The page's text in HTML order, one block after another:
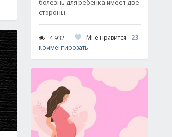
болезнь для ребенка имеет две
стороны.
4 932 Мне нравится
23
Комментировать